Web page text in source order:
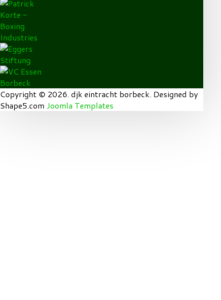
Copyright © 2026. djk eintracht borbeck. Designed by
Shape5.com Joomla Templates